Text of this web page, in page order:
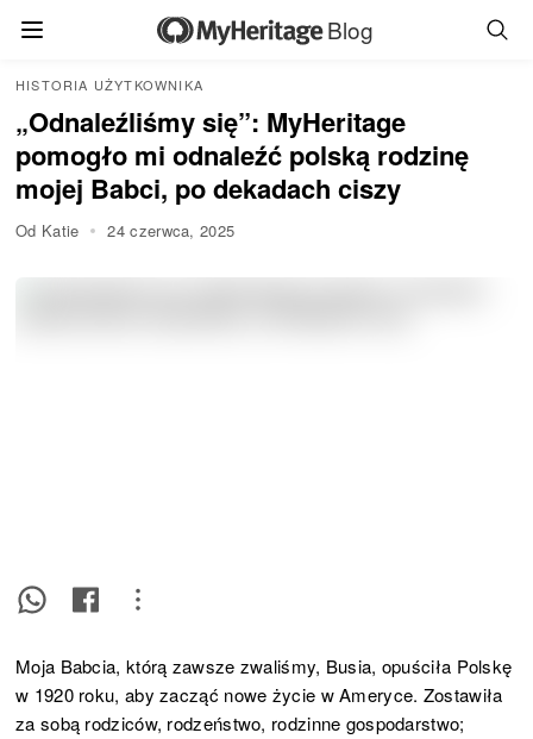
Blog
HISTORIA UŻYTKOWNIKA
„Odnaleźliśmy się”: MyHeritage
pomogło mi odnaleźć polską rodzinę
mojej Babci, po dekadach ciszy
Od Katie 24 czerwca, 2025
Moja Babcia, którą zawsze zwaliśmy, Busia, opuściła Polskę
w 1920 roku, aby zacząć nowe życie w Ameryce. Zostawiła
za sobą rodziców, rodzeństwo, rodzinne gospodarstwo;